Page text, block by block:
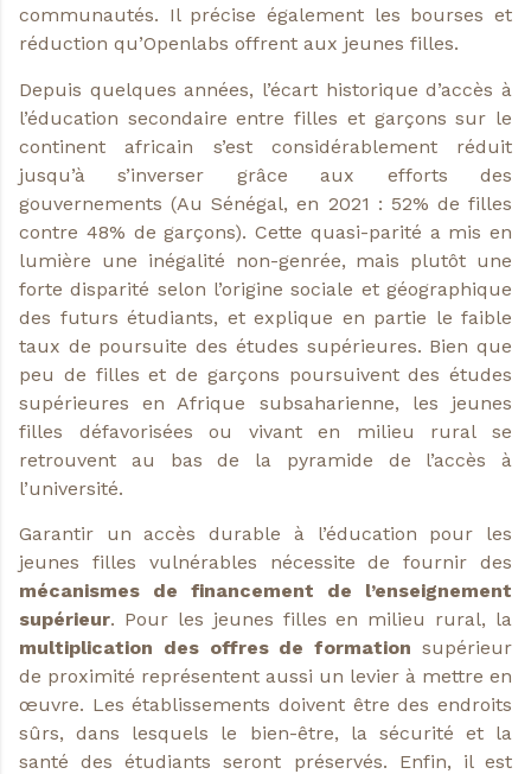
communautés. Il précise également les bourses et
réduction qu’Openlabs offrent aux jeunes filles.
Depuis quelques années, l’écart historique d’accès à
l’éducation secondaire entre filles et garçons sur le
continent africain s’est considérablement réduit
jusqu’à s’inverser grâce aux efforts des
gouvernements (Au Sénégal, en 2021 : 52% de filles
contre 48% de garçons). Cette quasi-parité a mis en
lumière une inégalité non-genrée, mais plutôt une
forte disparité selon l’origine sociale et géographique
des futurs étudiants, et explique en partie le faible
taux de poursuite des études supérieures. Bien que
peu de filles et de garçons poursuivent des études
supérieures en Afrique subsaharienne, les jeunes
filles défavorisées ou vivant en milieu rural se
retrouvent au bas de la pyramide de l’accès à
l’université.
Garantir un accès durable à l’éducation pour les
jeunes filles vulnérables nécessite de fournir des
mécanismes de financement de l’enseignement
supérieur. Pour les jeunes filles en milieu rural, la
multiplication des offres de formation supérieur
de proximité représentent aussi un levier à mettre en
œuvre. Les établissements doivent être des endroits
sûrs, dans lesquels le bien-être, la sécurité et la
santé des étudiants seront préservés. Enfin, il est